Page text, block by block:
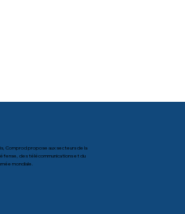
Comprod propose aux secteurs de la
des télécommunications et du
mondiale.